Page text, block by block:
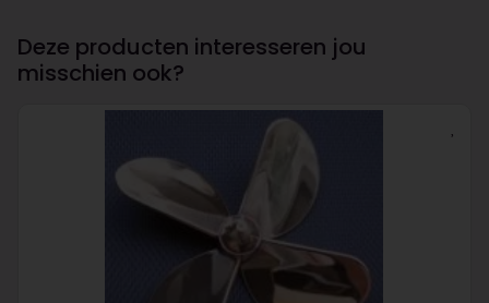
Deze producten interesseren jou
misschien ook?